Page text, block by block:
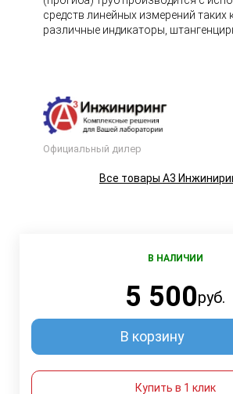
средств линейных измерений таких
различные индикаторы,
Официальный дилер
Все товары А3
В НАЛИЧИИ
5 500руб.
В корзину
Купить в 1 клик